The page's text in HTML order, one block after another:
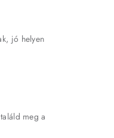
jó helyen
meg a